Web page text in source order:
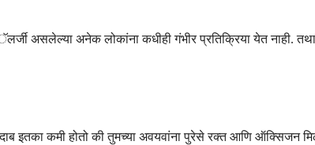
अनेक लोकांना कधीही गंभीर प्रतिक्रिया येत नाही.
इतका कमी होतो की तुमच्या अवयवांना पुरेसे रक्त आणि ऑक्सिजन